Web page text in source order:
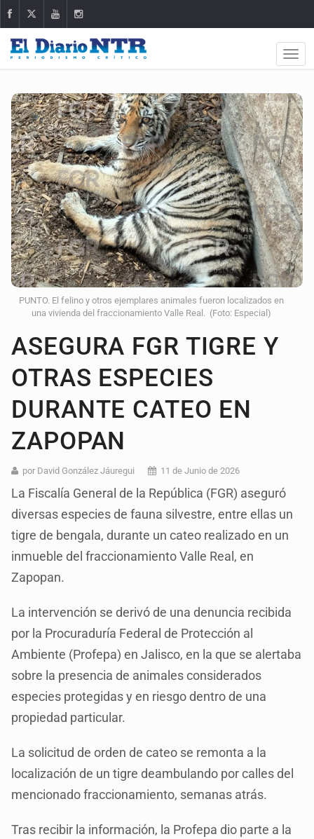
PUNTO. El felino y otros ejemplares animales fueron localizados en
una vivienda del fraccionamiento Valle Real. (Foto: Especial)
ASEGURA FGR TIGRE Y
OTRAS ESPECIES
DURANTE CATEO EN
ZAPOPAN
por David González Jáuregui 11 de Junio de 2026
La Fiscalía General de la República (FGR) aseguró
diversas especies de fauna silvestre, entre ellas un
tigre de bengala, durante un cateo realizado en un
inmueble del fraccionamiento Valle Real, en
Zapopan.
La intervención se derivó de una denuncia recibida
por la Procuraduría Federal de Protección al
Ambiente (Profepa) en Jalisco, en la que se alertaba
sobre la presencia de animales considerados
especies protegidas y en riesgo dentro de una
propiedad particular.
La solicitud de orden de cateo se remonta a la
localización de un tigre deambulando por calles del
mencionado fraccionamiento, semanas atrás.
Tras recibir la información, la Profepa dio parte a la